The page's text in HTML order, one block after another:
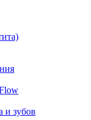
и зубов